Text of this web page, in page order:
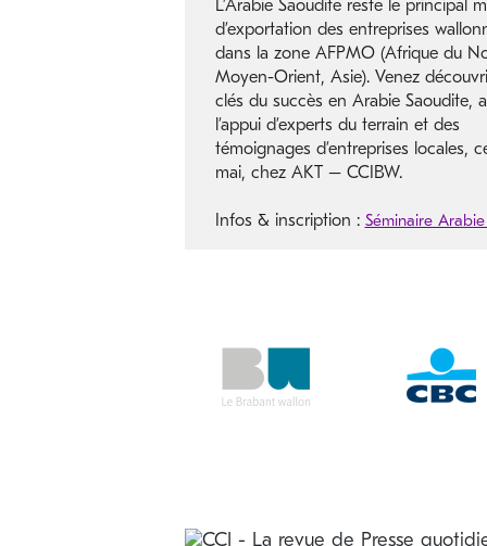
L’Arabie Saoudite reste le principal
d’exportation des entreprises
dans la zone AFPMO (Afrique du
Moyen-Orient, Asie). Venez
clés du succès en Arabie Saoudite,
l’appui d’experts du terrain et des
témoignages d’entreprises locales,
mai, chez AKT – CCIBW.
Infos & inscription : Séminaire